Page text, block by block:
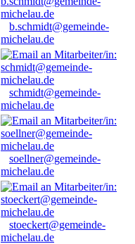
b.schmidt@gemeinde-
michelau.de
schmidt@gemeinde-
michelau.de
soellner@gemeinde-
michelau.de
stoeckert@gemeinde-
michelau.de